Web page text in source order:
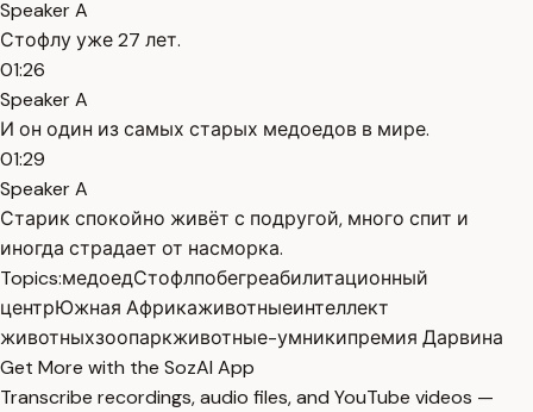
Speaker A
Стофлу уже 27 лет.
01:26
Speaker A
И он один из самых старых медоедов в мире.
01:29
Speaker A
Старик спокойно живёт с подругой, много спит и
иногда страдает от насморка.
Topics:медоедСтофлпобегреабилитационный
центрЮжная Африкаживотныеинтеллект
животныхзоопаркживотные-умникипремия Дарвина
Get More with the SozAI App
Transcribe recordings, audio files, and YouTube videos —